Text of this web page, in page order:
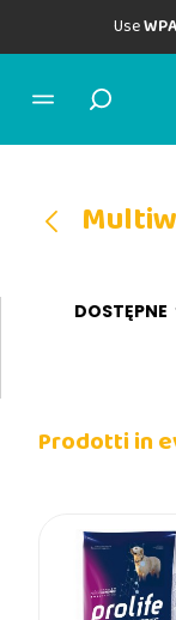
Use
DOSTĘPNE
Prodotti in